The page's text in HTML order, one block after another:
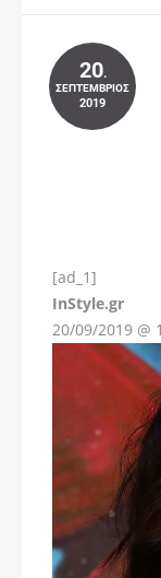
20.
ΣΕΠΤΈΜΒΡΙΟΣ
2019
[ad_1]
InStyle.gr
20/09/2019 @